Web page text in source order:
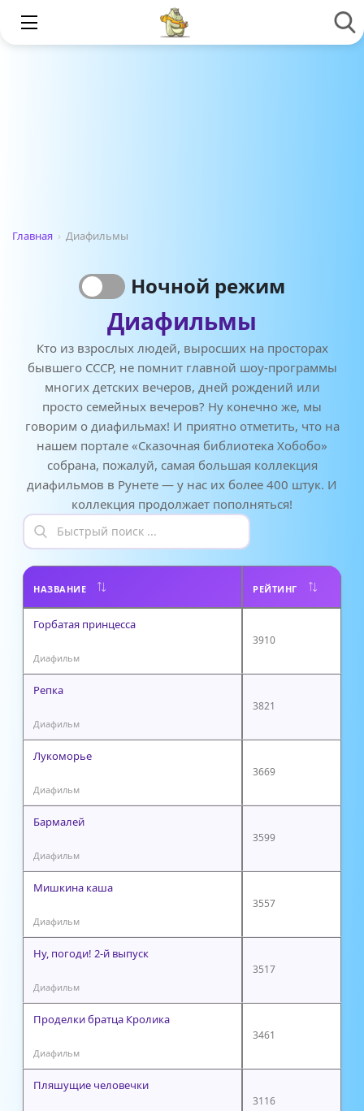
Главная › Диафильмы
Ночной режим
Диафильмы
Кто из взрослых людей, выросших на просторах
бывшего СССР, не помнит главной шоу-программы
многих детских вечеров, дней рождений или
просто семейных вечеров? Ну конечно же, мы
говорим о диафильмах! И приятно отметить, что на
нашем портале «Сказочная библиотека Хобобо»
собрана, пожалуй, самая большая коллекция
диафильмов в Рунете — у нас их более 400 штук. И
коллекция продолжает пополняться!
НАЗВАНИЕ РЕЙТИНГ
Горбатая принцесса
Диафильм
3910
Репка
Диафильм
3821
Лукоморье
Диафильм
3669
Бармалей
Диафильм
3599
Мишкина каша
Диафильм
3557
Ну, погоди! 2-й выпуск
Диафильм
3517
Проделки братца Кролика
Диафильм
3461
Пляшущие человечки
3116